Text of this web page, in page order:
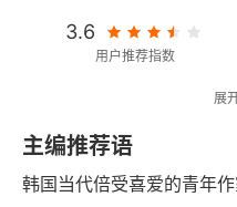
3.6
用户推荐指数
56千字
字数
展
主编推荐语
韩国当代倍受喜爱的青年